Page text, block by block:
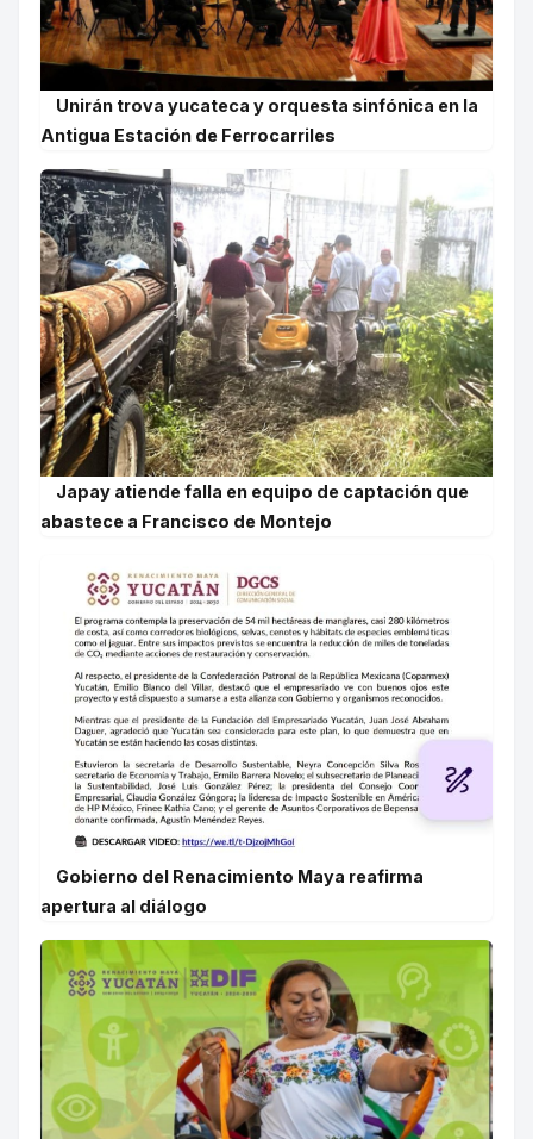
Unirán trova yucateca y orquesta sinfónica en la
Antigua Estación de Ferrocarriles
Japay atiende falla en equipo de captación que
abastece a Francisco de Montejo
Gobierno del Renacimiento Maya reafirma
apertura al diálogo